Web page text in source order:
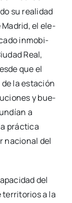
y bue­
a
prác­ti­ca
del
del
a la
el mun­do se
que nos
ferro­via­rias
–y solo en
en for­